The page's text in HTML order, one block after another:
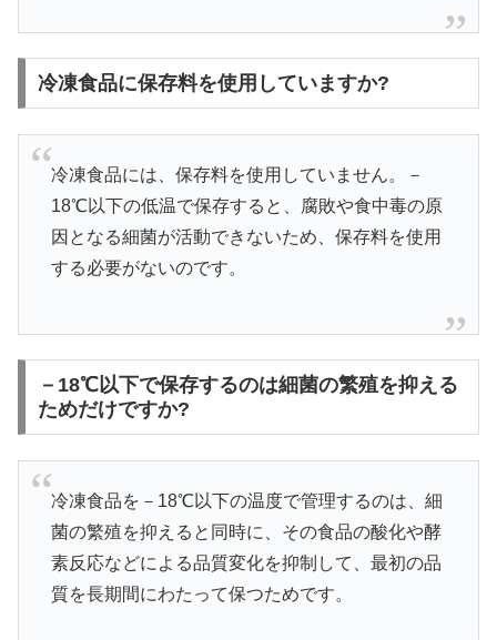
冷凍食品に保存料を使用していますか?
冷凍食品には、保存料を使用していません。－
18℃以下の低温で保存すると、腐敗や食中毒の原
因となる細菌が活動できないため、保存料を使用
する必要がないのです。
－18℃以下で保存するのは細菌の繁殖を抑える
ためだけですか?
冷凍食品を－18℃以下の温度で管理するのは、細
菌の繁殖を抑えると同時に、その食品の酸化や酵
素反応などによる品質変化を抑制して、最初の品
質を長期間にわたって保つためです。